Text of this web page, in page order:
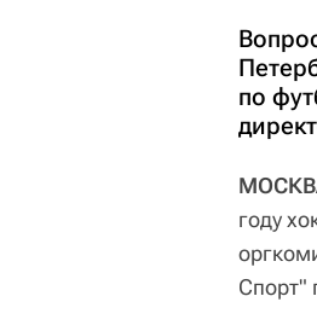
по
году
Спорт"